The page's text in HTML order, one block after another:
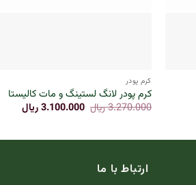
کرم پودر
کرم پودر لانگ لستینگ و مات کالیستا
3.270.000ریال قیمت
اصلی:
3.100.000ریالقیمت
فعلی:
ارتباط با ما